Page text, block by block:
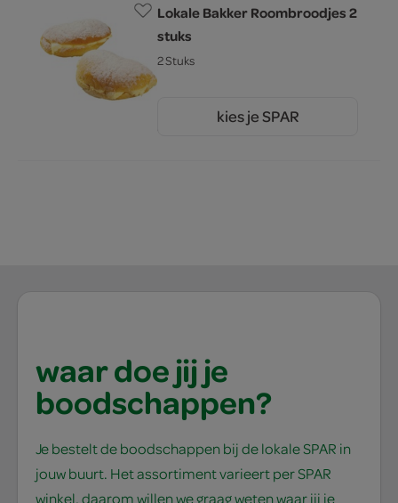
Lokale Bakker Roombroodjes 2
stuks
2 Stuks
kies je SPAR
waar doe jij je
boodschappen?
Je bestelt de boodschappen bij de lokale SPAR in
jouw buurt. Het assortiment varieert per SPAR
winkel, daarom willen we graag weten waar jij je